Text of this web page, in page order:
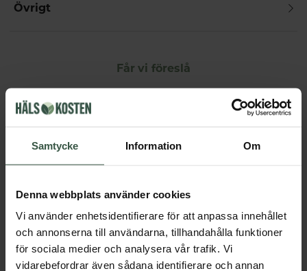
Samtycke Information Om
Denna webbplats använder cookies
Vi använder enhetsidentifierare för att anpassa innehållet
och annonserna till användarna, tillhandahålla funktioner
för sociala medier och analysera vår trafik. Vi
vidarebefordrar även sådana identifierare och annan
Övrigt
Får vi föreslå
Andra köpte också
Marint Kollagen + Hyaluronsyra Ekonomipack 2x120k